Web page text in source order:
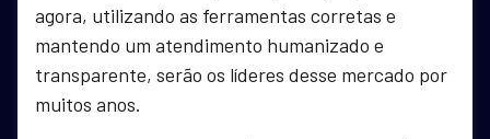
agora, utilizando as ferramentas corretas e
mantendo um atendimento humanizado e
transparente, serão os líderes desse mercado por
muitos anos.